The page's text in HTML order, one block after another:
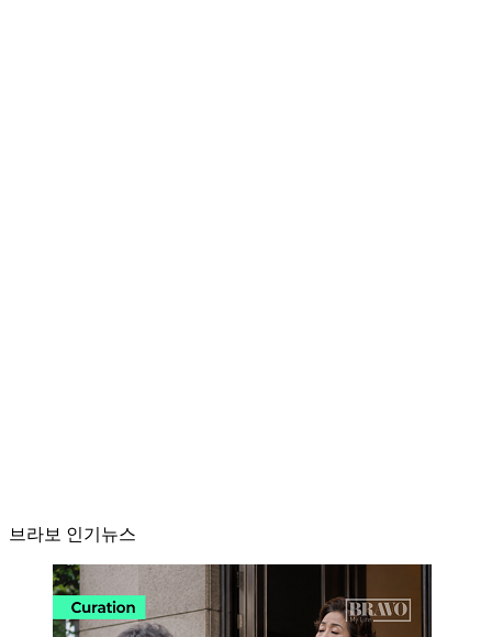
브라보 인기뉴스